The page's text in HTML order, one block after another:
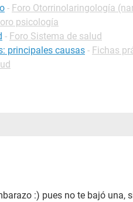
- Foro Otorrinolaringología
psicología
- Foro Sistema de salud
principales causas - Fichas
:) pues no te bajó una,